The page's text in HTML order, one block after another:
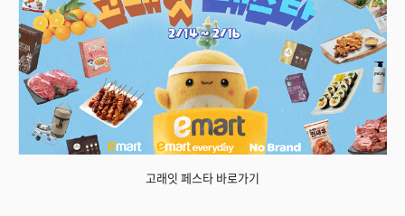
고래잇 페스타 바로가기